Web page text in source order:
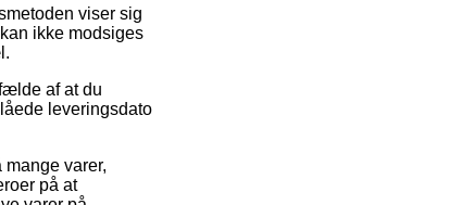
viser sig
ikke modsiges
af at du
leveringsdato
varer,
på at